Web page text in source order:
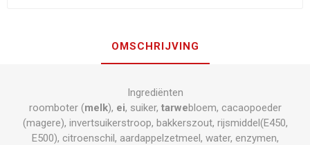
OMSCHRIJVING
Ingrediënten
roomboter (melk), ei, suiker, tarwebloem, cacaopoeder
(magere), invertsuikerstroop, bakkerszout, rijsmiddel(E450,
E500), citroenschil, aardappelzetmeel, water, enzymen,